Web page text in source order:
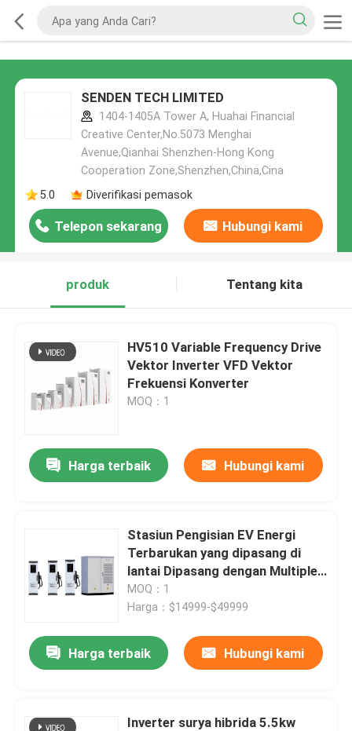
SENDEN TECH LIMITED
1404-1405A Tower A, Huahai Financial
Creative Center,No.5073 Menghai
Avenue,Qianhai Shenzhen-Hong Kong
Cooperation Zone,Shenzhen,China,Cina
5.0
Diverifikasi pemasok
Telepon sekarang Hubungi kami
produk Tentang kita
HV510 Variable Frequency Drive
Vektor Inverter VFD Vektor
Frekuensi Konverter
MOQ：1
Harga terbaik Hubungi kami
Stasiun Pengisian EV Energi
Terbarukan yang dipasang di
lantai Dipasang dengan Multiple
Charging Mode Toleransi
Kelembaban
MOQ：1
Harga：$14999-$49999
Harga terbaik Hubungi kami
Inverter surya hibrida 5.5kw